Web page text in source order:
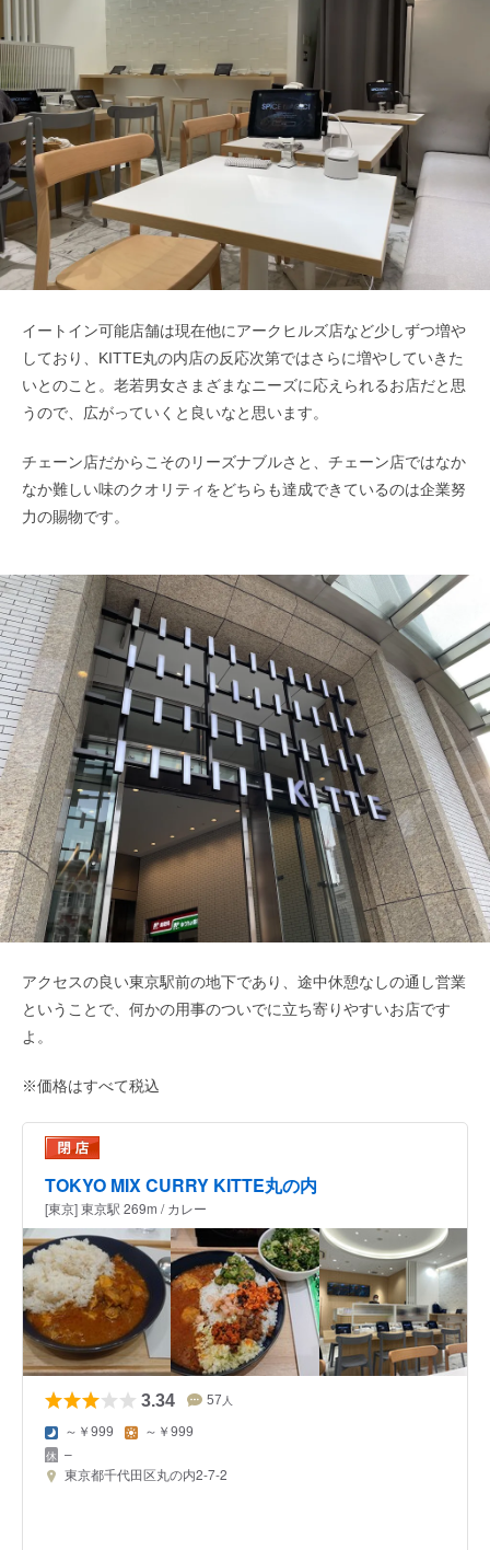
イートイン可能店舗は現在他にアークヒルズ店など少しずつ増や
しており、KITTE丸の内店の反応次第ではさらに増やしていきた
いとのこと。老若男女さまざまなニーズに応えられるお店だと思
うので、広がっていくと良いなと思います。
チェーン店だからこそのリーズナブルさと、チェーン店ではなか
なか難しい味のクオリティをどちらも達成できているのは企業努
力の賜物です。
アクセスの良い東京駅前の地下であり、途中休憩なしの通し営業
ということで、何かの用事のついでに立ち寄りやすいお店です
よ。
※価格はすべて税込
TOKYO MIX CURRY KITTE丸の内
[東京] 東京駅 269m / カレー
3.34 57 人
～￥999 ～￥999
–
東京都千代田区丸の内2-7-2